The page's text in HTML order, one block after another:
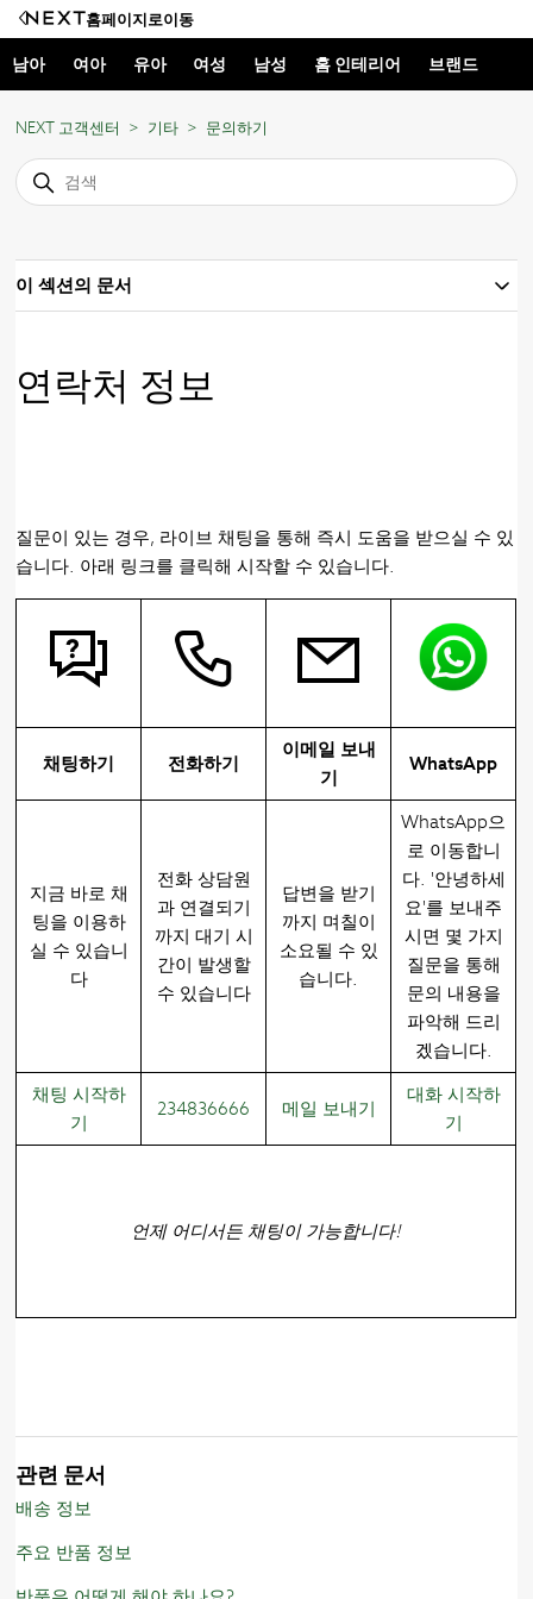
홈페이지로이동
남아 여아 유아 여성 남성 홈 인테리어 브랜드
NEXT 고객센터 기타 문의하기
이 섹션의 문서
연락처 정보
질문이 있는 경우, 라이브 채팅을 통해 즉시 도움을 받으실 수 있
습니다. 아래 링크를 클릭해 시작할 수 있습니다.
채팅하기 전화하기
이메일 보내
기
WhatsApp
지금 바로 채
팅을 이용하
실 수 있습니
다
전화 상담원
과 연결되기
까지 대기 시
간이 발생할
수 있습니다
답변을 받기
까지 며칠이
소요될 수 있
습니다.
WhatsApp으
로 이동합니
다. '안녕하세
요'를 보내주
시면 몇 가지
질문을 통해
문의 내용을
파악해 드리
겠습니다.
채팅 시작하
기
234836666 메일 보내기
대화 시작하
기
언제 어디서든 채팅이 가능합니다!
관련 문서
배송 정보
주요 반품 정보